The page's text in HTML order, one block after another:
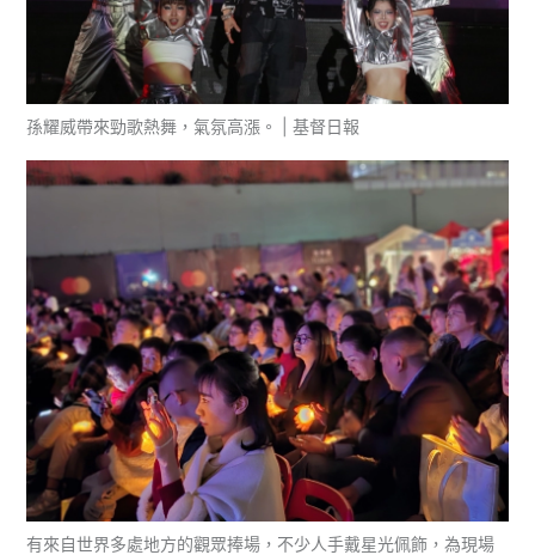
孫耀威帶來勁歌熱舞，氣氛高漲。 | 基督日報
有來自世界多處地方的觀眾捧場，不少人手戴星光佩飾，為現場